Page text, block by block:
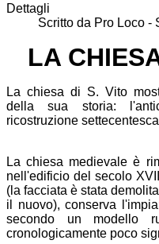
Dettagli
Scritto da Pro Loco -
LA
La chiesa di S. Vito
della sua storia:
ricostruzione
La chiesa medievale è
nell'edificio del secolo
(la facciata è stata
il nuovo), conserva
secondo un modello
cronologicamente poco